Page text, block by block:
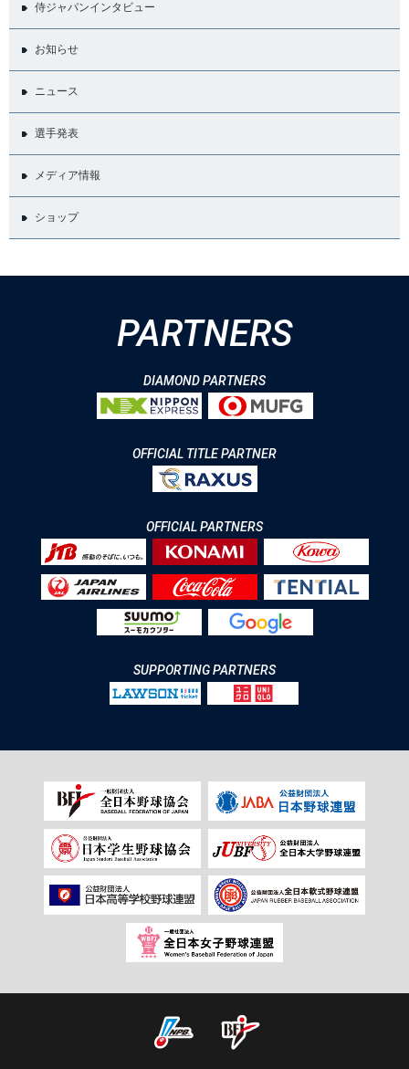
侍ジャパンインタビュー
お知らせ
ニュース
選手発表
メディア情報
ショップ
PARTNERS
DIAMOND PARTNERS
OFFICIAL TITLE PARTNER
OFFICIAL PARTNERS
SUPPORTING PARTNERS